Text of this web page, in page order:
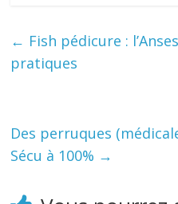
← Fish pédicure :
pratiques
Des perruques
Sécu à 100% →